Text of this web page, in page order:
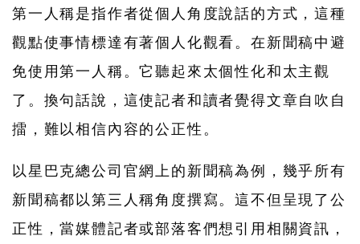
第一人稱是指作者從個人角度說話的方式，這種
觀點使事情標達有著個人化觀看。在新聞稿中避
免使用第一人稱。它聽起來太個性化和太主觀
了。換句話說，這使記者和讀者覺得文章自吹自
擂，難以相信內容的公正性。
以星巴克總公司官網上的新聞稿為例，幾乎所有
新聞稿都以第三人稱角度撰寫。這不但呈現了公
正性，當媒體記者或部落客們想引用相關資訊，